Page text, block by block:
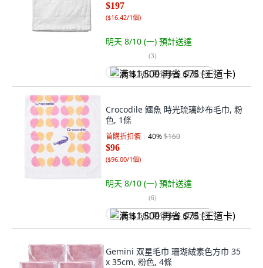
$197
($16.42/1個)
明天 8/10 (一) 預計送達
(3)
满 $1,500 再省 $75 (王道卡)
Crocodile 鱷魚 時光琉璃紗布毛巾, 粉
色, 1條
首購折扣價 40%$160
$96
($96.00/1個)
明天 8/10 (一) 預計送達
(6)
满 $1,500 再省 $75 (王道卡)
Gemini 双星毛巾 珊瑚絨素色方巾 35
x 35cm, 粉色, 4條